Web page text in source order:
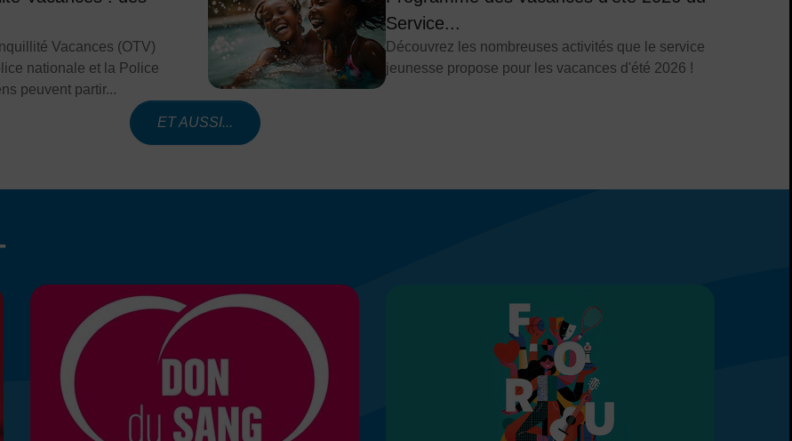
Vacances (OTV)
nationale et la Police
peuvent partir...
Service...
Découvrez les nombreuses activités que le service
jeunesse propose pour les vacances d'été 2026 !
ET AUSSI...